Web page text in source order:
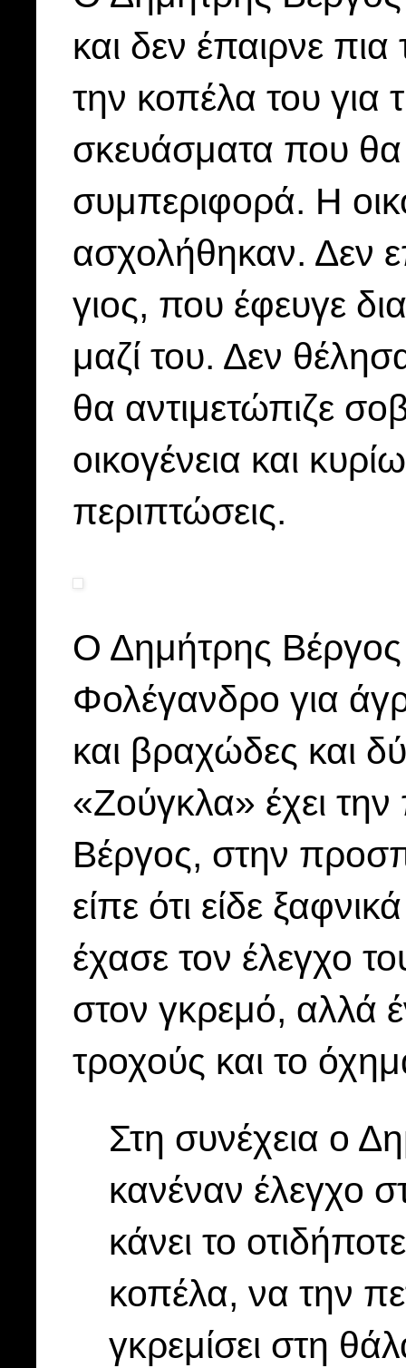
και δεν έπαιρνε
την κοπέλα του για
σκευάσματα που θα
συμπεριφορά. Η
ασχολήθηκαν. Δεν
γιος, που έφευγε
μαζί του. Δεν
θα αντιμετώπιζε
οικογένεια και
περιπτώσεις.
Ο Δημήτρης
Φολέγανδρο για
και βραχώδες και
«Ζούγκλα» έχει
Βέργος, στην
είπε ότι είδε
έχασε τον έλεγχο
στον γκρεμό, αλλά
τροχούς και το
Στη συνέχεια ο
κανέναν έλεγχο
κάνει το
κοπέλα, να την
γκρεμίσει στη